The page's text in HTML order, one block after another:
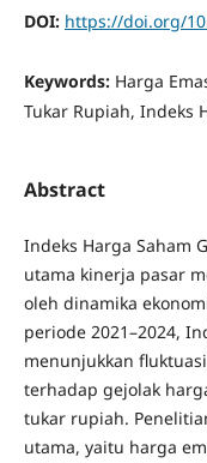
DOI: https://doi.org/
Keywords: Harga
Tukar Rupiah, Indeks
Abstract
Indeks Harga Saham
utama kinerja pasar
oleh dinamika
periode 2021–2024,
menunjukkan
terhadap gejolak
tukar rupiah.
utama, yaitu harga